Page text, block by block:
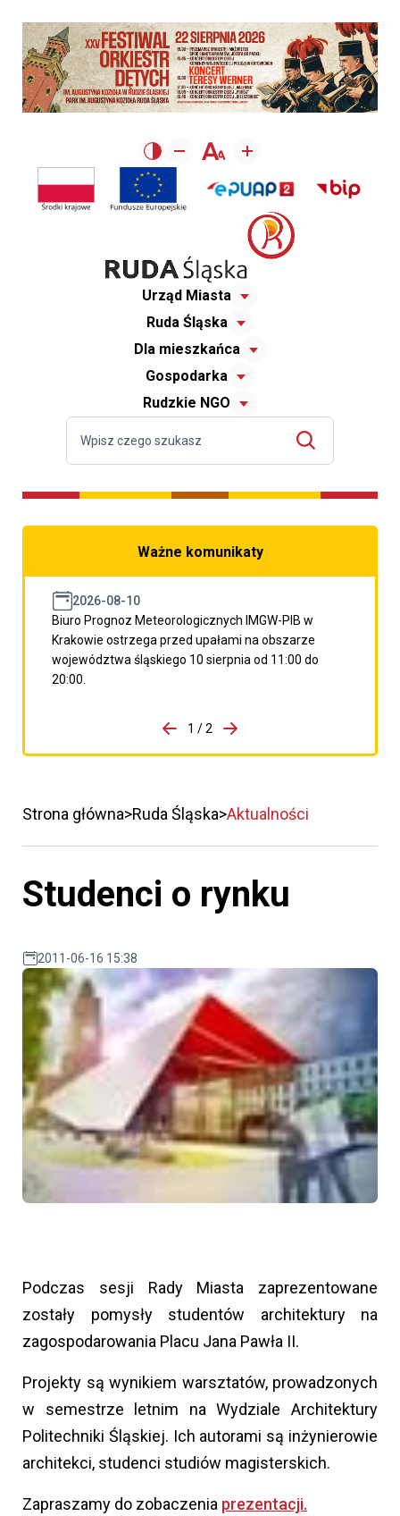
Urząd Miasta
Ruda Śląska
Dla mieszkańca
Gospodarka
Rudzkie NGO
Ważne komunikaty
2026-08-10
Biuro Prognoz Meteorologicznych IMGW-PIB w
Krakowie ostrzega przed upałami na obszarze
województwa śląskiego 10 sierpnia od 11:00 do
20:00.
porzpedniego komunikatu
1 / 2
Przejdź do następnego
Strona główna Ruda Śląska Aktualności
Studenci o rynku
2011-06-16 15:38
Podczas sesji Rady Miasta zaprezentowane
zostały pomysły studentów architektury na
zagospodarowania Placu Jana Pawła II.
Projekty są wynikiem warsztatów, prowadzonych
w semestrze letnim na Wydziale Architektury
Politechniki Śląskiej. Ich autorami są inżynierowie
architekci, studenci studiów magisterskich.
Zapraszamy do zobaczenia prezentacji.